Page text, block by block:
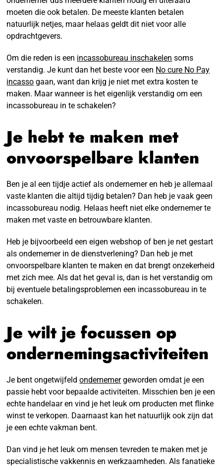
moeten die ook betalen. De meeste klanten betalen
natuurlijk netjes, maar helaas geldt dit niet voor alle
opdrachtgevers.
Om die reden is een incassobureau inschakelen soms
verstandig. Je kunt dan het beste voor een No cure No Pay
incasso gaan, want dan krijg je niet met extra kosten te
maken. Maar wanneer is het eigenlijk verstandig om een
incassobureau in te schakelen?
Je hebt te maken met
onvoorspelbare klanten
Ben je al een tijdje actief als ondernemer en heb je allemaal
vaste klanten die altijd tijdig betalen? Dan heb je vaak geen
incassobureau nodig. Helaas heeft niet elke ondernemer te
maken met vaste en betrouwbare klanten.
Heb je bijvoorbeeld een eigen webshop of ben je net gestart
als ondernemer in de dienstverlening? Dan heb je met
onvoorspelbare klanten te maken en dat brengt onzekerheid
met zich mee. Als dat het geval is, dan is het verstandig om
bij eventuele betalingsproblemen een incassobureau in te
schakelen.
Je wilt je focussen op
ondernemingsactiviteiten
Je bent ongetwijfeldondernemergeworden omdat je een
passie hebt voor bepaalde activiteiten. Misschien ben je een
echte handelaar en vind je het leuk om producten met flinke
winst te verkopen. Daarnaast kan het natuurlijk ook zijn dat
je een echte vakman bent.
Dan vind je het leuk om mensen tevreden te maken met je
specialistische vakkennis en werkzaamheden. Als fanatieke